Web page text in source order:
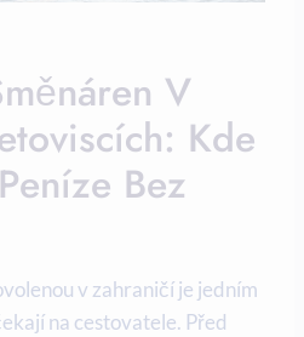
V
Kde
Bez
v zahraničí je jedním
na cestovatele. Před